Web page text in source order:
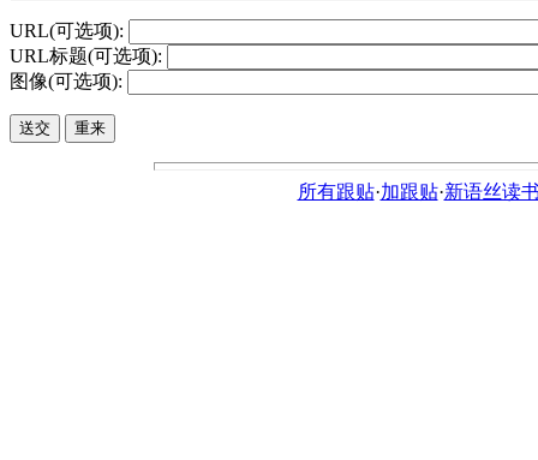
URL(可选项):
URL标题(可选项):
图像(可选项):
所有跟贴·加跟贴·新语丝读